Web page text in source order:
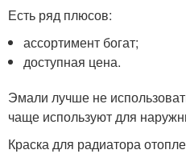
Есть ряд плюсов:
ассортимент богат;
доступная цена.
Эмали лучше не
чаще используют для
Краска для радиатора